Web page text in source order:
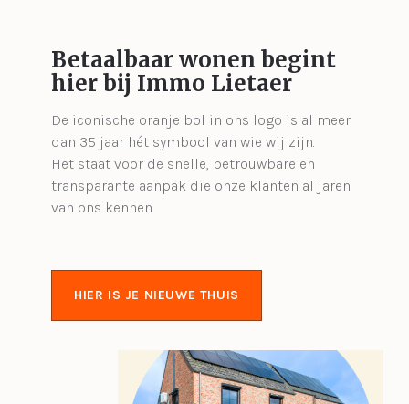
Betaalbaar wonen begint
hier bij Immo Lietaer
De iconische oranje bol in ons logo is al meer
dan 35 jaar hét symbool van wie wij zijn.
Het staat voor de snelle, betrouwbare en
transparante aanpak die onze klanten al jaren
van ons kennen.
HIER IS JE NIEUWE THUIS